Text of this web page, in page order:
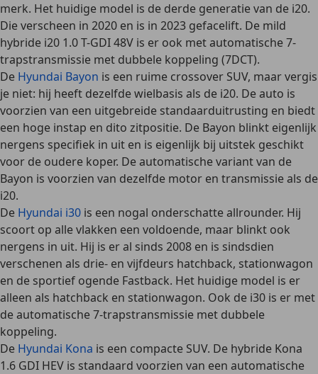
merk. Het huidige model is de derde generatie van de i20.
Die verscheen in 2020 en is in 2023 gefacelift. De mild
hybride i20 1.0 T-GDI 48V is er ook met automatische 7-
trapstransmissie met dubbele koppeling (7DCT).
De Hyundai Bayon is een ruime crossover SUV, maar vergis
je niet: hij heeft dezelfde wielbasis als de i20. De auto is
voorzien van een uitgebreide standaarduitrusting en biedt
een hoge instap en dito zitpositie. De Bayon blinkt eigenlijk
nergens specifiek in uit en is eigenlijk bij uitstek geschikt
voor de oudere koper. De automatische variant van de
Bayon is voorzien van dezelfde motor en transmissie als de
i20.
De Hyundai i30 is een nogal onderschatte allrounder. Hij
scoort op alle vlakken een voldoende, maar blinkt ook
nergens in uit. Hij is er al sinds 2008 en is sindsdien
verschenen als drie- en vijfdeurs hatchback, stationwagon
en de sportief ogende Fastback. Het huidige model is er
alleen als hatchback en stationwagon. Ook de i30 is er met
de automatische 7-trapstransmissie met dubbele
koppeling.
De Hyundai Kona is een compacte SUV. De hybride Kona
1.6 GDI HEV is standaard voorzien van een automatische